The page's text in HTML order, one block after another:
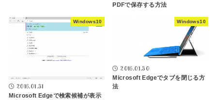
PDFで保存する方法
Windows10
2016.01.31
Microsoft Edgeで検索候補が表示
Windows10
2016.01.30
Microsoft Edgeでタブを閉じる方
法